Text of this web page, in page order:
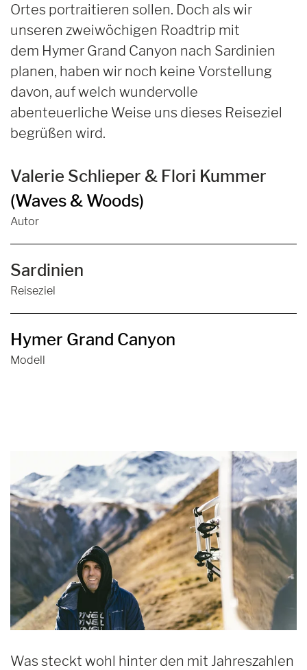
Ortes portraitieren sollen. Doch als wir
unseren zweiwöchigen Roadtrip mit
dem Hymer Grand Canyon nach Sardinien
planen, haben wir noch keine Vorstellung
davon, auf welch wundervolle
abenteuerliche Weise uns dieses Reiseziel
begrüßen wird.
Valerie Schlieper & Flori Kummer
(Waves & Woods)
Autor
Reiseziel
Sardinien
Modell
Hymer Grand Canyon
Was steckt wohl hinter den mit Jahreszahlen